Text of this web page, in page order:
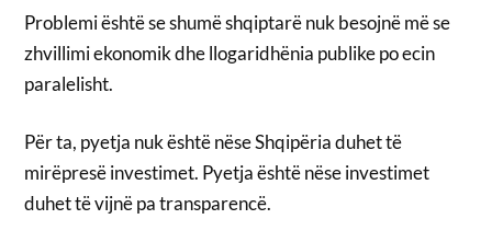
Problemi është se shumë shqiptarë nuk besojnë më se
zhvillimi ekonomik dhe llogaridhënia publike po ecin
paralelisht.
Për ta, pyetja nuk është nëse Shqipëria duhet të
mirëpresë investimet. Pyetja është nëse investimet
duhet të vijnë pa transparencë.